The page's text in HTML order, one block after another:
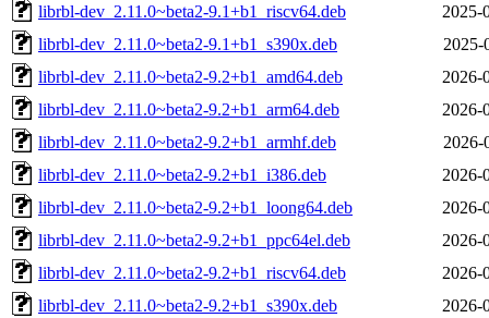
librbl-dev_2.11.0~beta2-9.1+b1_riscv64.deb
2025-
librbl-dev_2.11.0~beta2-9.1+b1_s390x.deb
2025-
librbl-dev_2.11.0~beta2-9.2+b1_amd64.deb
2026-
librbl-dev_2.11.0~beta2-9.2+b1_arm64.deb
2026-
librbl-dev_2.11.0~beta2-9.2+b1_armhf.deb
2026-
librbl-dev_2.11.0~beta2-9.2+b1_i386.deb
2026-
librbl-dev_2.11.0~beta2-9.2+b1_loong64.deb
2026-
librbl-dev_2.11.0~beta2-9.2+b1_ppc64el.deb
2026-
librbl-dev_2.11.0~beta2-9.2+b1_riscv64.deb
2026-
librbl-dev_2.11.0~beta2-9.2+b1_s390x.deb
2026-